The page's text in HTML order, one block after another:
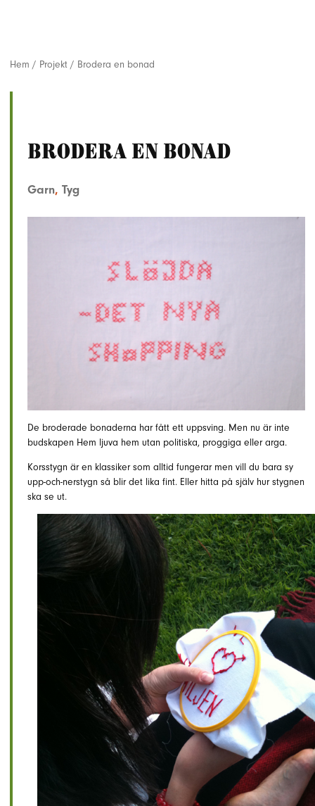
Hem / Projekt / Brodera en bonad
Brodera en bonad
Garn, Tyg
De broderade bonaderna har fått ett uppsving. Men nu är inte
budskapen Hem ljuva hem utan politiska, proggiga eller arga.
Korsstygn är en klassiker som alltid fungerar men vill du bara sy
upp-och-nerstygn så blir det lika fint. Eller hitta på själv hur stygnen
ska se ut.